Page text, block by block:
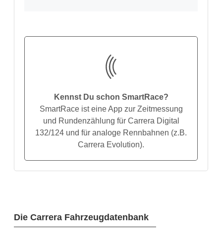
Die Carrera Fahrzeugdatenbank
Kennst Du schon SmartRace?
SmartRace ist eine App zur Zeitmessung
und Rundenzählung für Carrera Digital
132/124 und für analoge Rennbahnen (z.B.
Carrera Evolution).